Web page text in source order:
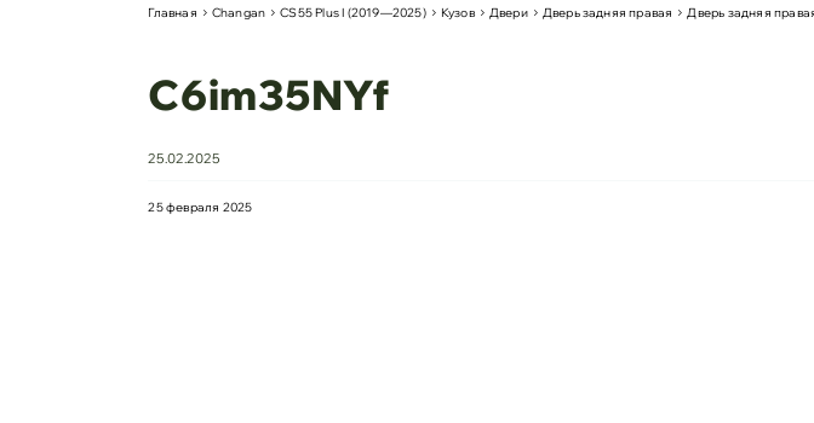
Главная Changan CS55 Plus I (2019—2025) Кузов Двери Дверь задняя правая Дверь задняя
C6im35NYf
25.02.2025
25 февраля 2025